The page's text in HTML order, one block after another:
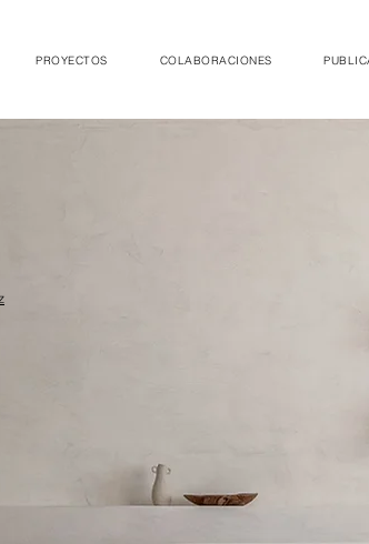
PROYECTOS COLABORACIONES